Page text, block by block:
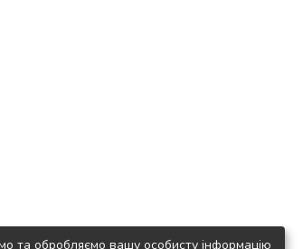
та обробляємо вашу особисту інформацію